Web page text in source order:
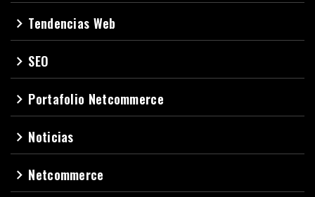
navigate_next Tendencias Web
navigate_next SEO
navigate_next Portafolio Netcommerce
navigate_next Noticias
navigate_next Netcommerce